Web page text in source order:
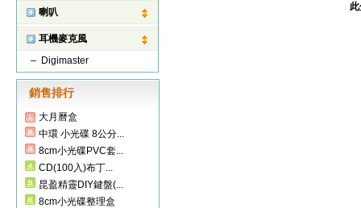
喇叭
耳機麥克風
Digimaster
銷售排行
大月曆盒
中環 小光碟 8公分...
8cm小光碟PVC套...
CD(100入)布丁...
昆盈精靈DIY鍵盤(...
8cm小光碟整理盒